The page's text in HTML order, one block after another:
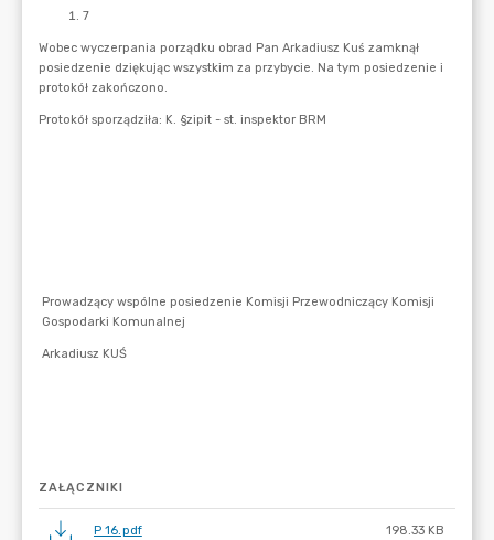
ZAŁĄCZNIKI
P 16.pdf 198.33 KB